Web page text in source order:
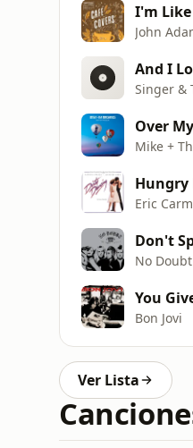
I'm
John
And I
Singer &
Over
Mike +
Hungry
Eric
Don't
No Doubt
You
Bon Jovi
Ver Lista